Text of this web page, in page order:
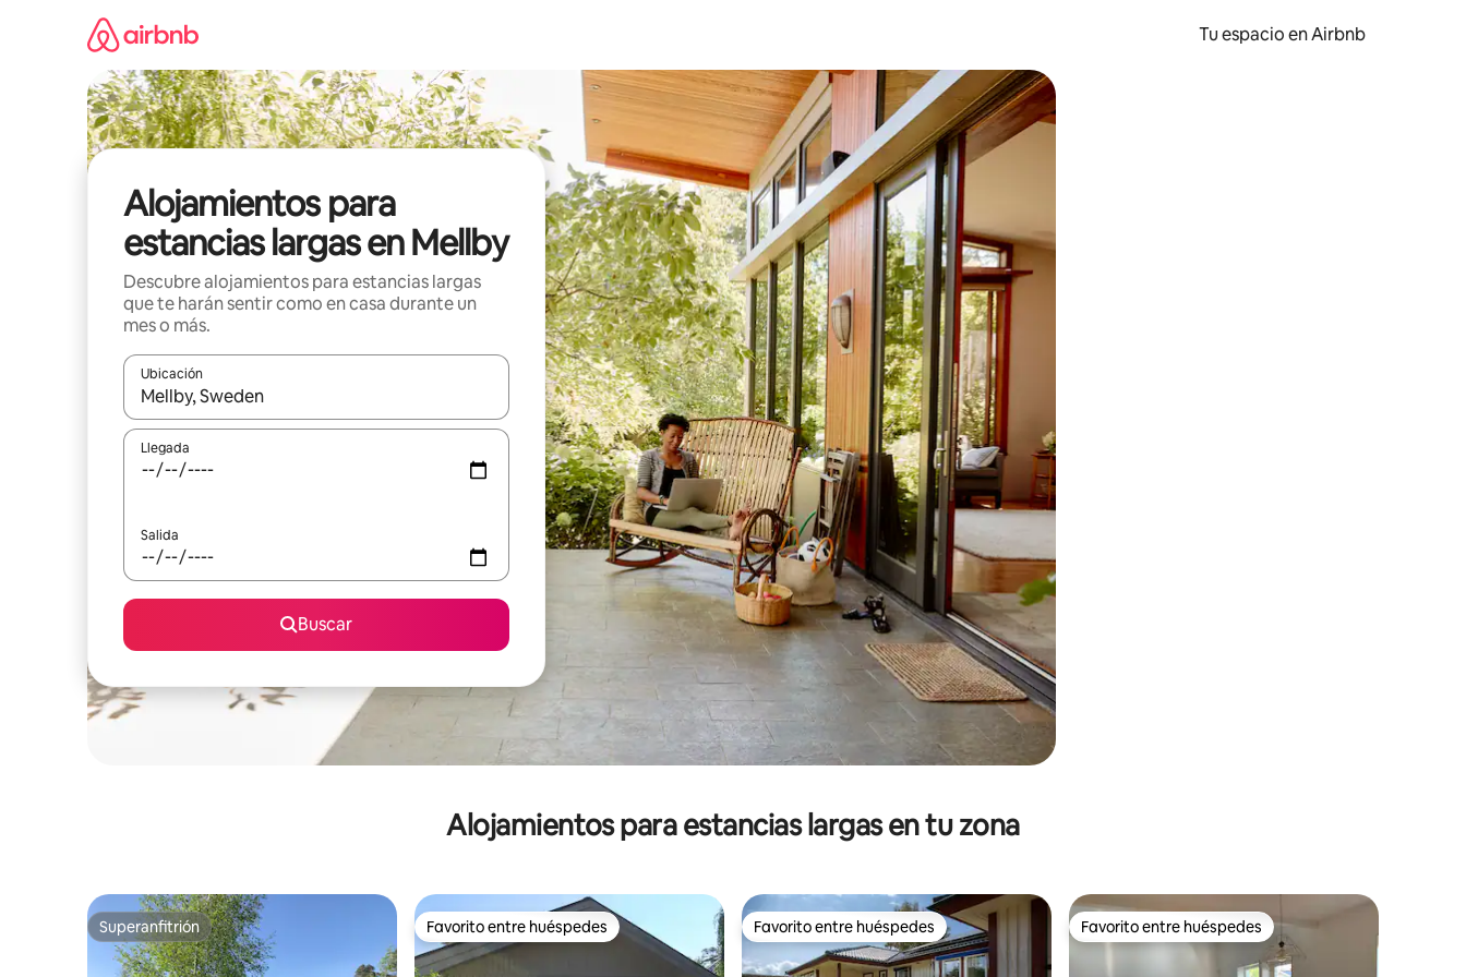
Tu espacio en Airbnb
Alojamientos para
estancias largas en Mellby
Descubre alojamientos para estancias largas
que te harán sentir como en casa durante un
mes o más.
Ubicación
Cuando los resultados estén disponibles, podrás navegar usando las teclas de las flechas hacia arriba y hacia abajo, o bien tocando y deslizando la pantalla.
Llegada
Salida
Buscar
Alojamientos para estancias largas en tu zona
Superanfitrión
Superanfitrión Favorito entre huéspedes
Favorito entre huéspedes Favorito entre huéspedes
Favorito entre huéspedes Favorito entre huéspedes
Favorito entre huéspedes